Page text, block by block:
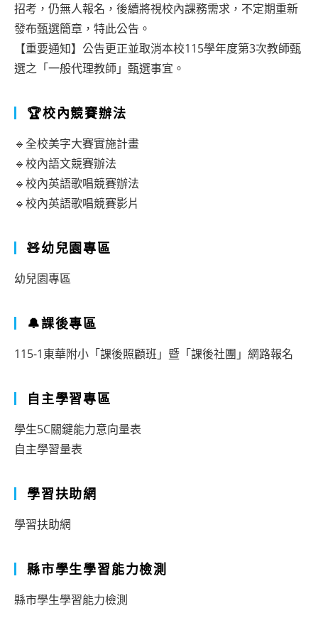
招考，仍無人報名，後續將視校內課務需求，不定期重新
發布甄選簡章，特此公告。
【重要通知】公告更正並取消本校115學年度第3次教師甄
選之「一般代理教師」甄選事宜。
🏆校內競賽辦法
🔹全校美字大賽實施計畫
🔹校內語文競賽辦法
🔹校內英語歌唱競賽辦法
🔹校內英語歌唱競賽影片
🧸幼兒園專區
幼兒園專區
🔔課後專區
115-1東華附小「課後照顧班」暨「課後社團」網路報名
自主學習專區
學生5C關鍵能力意向量表
自主學習量表
學習扶助網
學習扶助網
縣市學生學習能力檢測
縣市學生學習能力檢測